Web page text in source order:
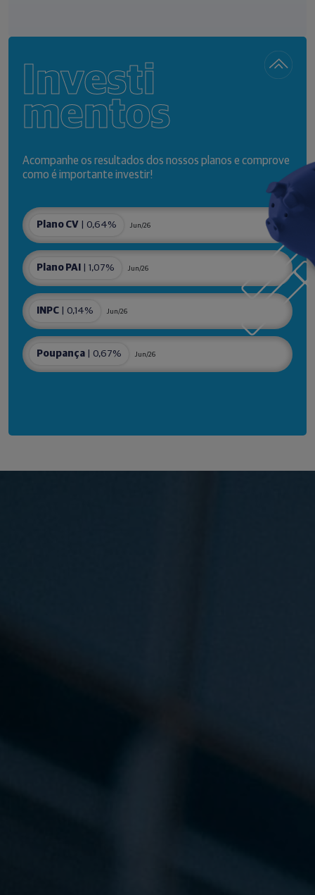
Investi
mentos
Acompanhe os resultados dos nossos planos e comprove
como é importante investir!
Plano CV | 0,64% Jun/26
Plano PAI | 1,07% Jun/26
INPC | 0,14% Jun/26
Poupança | 0,67% Jun/26